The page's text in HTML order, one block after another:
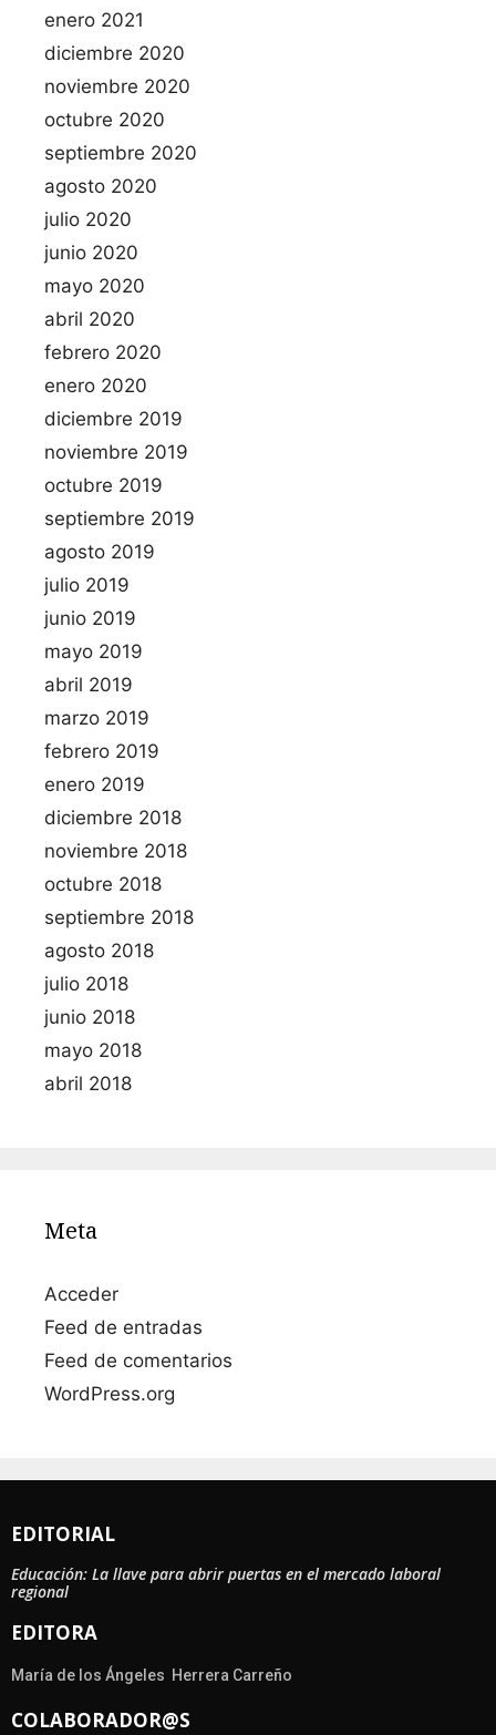
enero 2021
diciembre 2020
noviembre 2020
octubre 2020
septiembre 2020
agosto 2020
julio 2020
junio 2020
mayo 2020
abril 2020
febrero 2020
enero 2020
diciembre 2019
noviembre 2019
octubre 2019
septiembre 2019
agosto 2019
julio 2019
junio 2019
mayo 2019
abril 2019
marzo 2019
febrero 2019
enero 2019
diciembre 2018
noviembre 2018
octubre 2018
septiembre 2018
agosto 2018
julio 2018
junio 2018
mayo 2018
abril 2018
Meta
Acceder
Feed de entradas
Feed de comentarios
WordPress.org
EDITORIAL
Educación: La llave para abrir puertas en el mercado laboral
regional
EDITORA
María de los Ángeles Herrera Carreño
COLABORADOR@S